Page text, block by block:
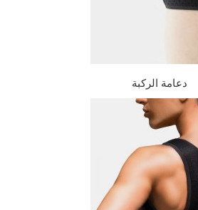
دعامة الركبة